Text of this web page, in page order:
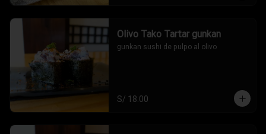
Olivo Tako Tartar gunkan
gunkan sushi de pulpo al olivo
S/ 18.00